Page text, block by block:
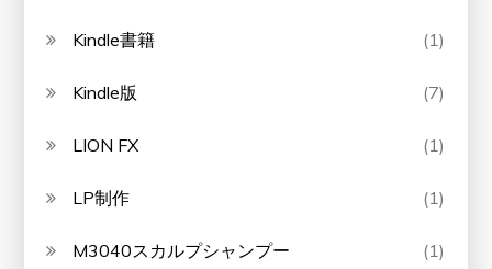
Kindle書籍 (1)
Kindle版 (7)
LION FX (1)
LP制作 (1)
M3040スカルプシャンプー (1)